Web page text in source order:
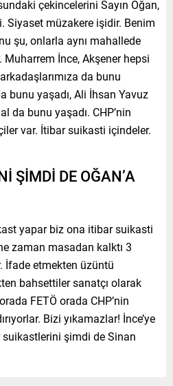
çekincelerini Sayın Oğan,
Siyaset müzakere işidir. Benim
şu, onlarla aynı mahallede
İnce, Akşener hepsi
da bunu
bunu yaşadı, Ali İhsan Yavuz
da bunu yaşadı. CHP’nin
var. İtibar suikasti içindeler.
ŞİMDİ DE OĞAN’A
yapar biz ona itibar suikasti
zaman masadan kalktı 3
İfade etmekten üzüntü
bahsettiler sanatçı olarak
FETÖ orada CHP’nin
Bizi yıkamazlar! İnce’ye
suikastlerini şimdi de Sinan